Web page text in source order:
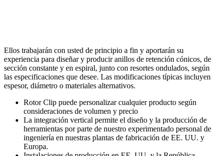
Ellos trabajarán con usted de principio a fin y aportarán su
experiencia para diseñar y producir anillos de retención cónicos, de
sección constante y en espiral, junto con resortes ondulados, según
las especificaciones que desee. Las modificaciones típicas incluyen
espesor, diámetro o materiales alternativos.
Rotor Clip puede personalizar cualquier producto según
consideraciones de volumen y precio
La integración vertical permite el diseño y la producción de
herramientas por parte de nuestro experimentado personal de
ingeniería en nuestras plantas de fabricación de EE. UU. y
Europa.